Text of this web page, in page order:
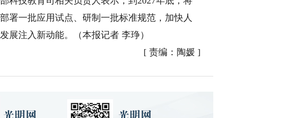
署一批应用试点、研制一批标准规范，加快人
展注入新动能。（本报记者 李琤）
[ 责编：陶媛 ]